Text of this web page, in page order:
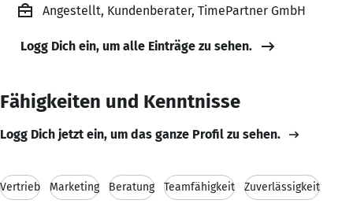
Angestellt, Kundenberater, TimePartner GmbH
Logg Dich ein, um alle Einträge zu sehen.
Fähigkeiten und Kenntnisse
Logg Dich jetzt ein, um das ganze Profil zu sehen.
Vertrieb Marketing Beratung Teamfähigkeit Zuverlässigkeit